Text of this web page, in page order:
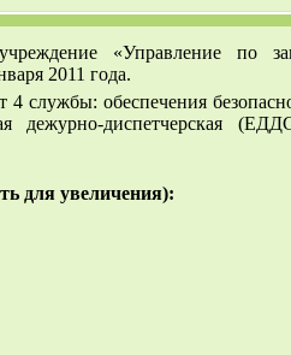
«Управление по
2011 года.
4 службы: обеспечения
дежурно-диспетчерская
для увеличения):